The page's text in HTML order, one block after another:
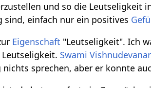
und so die Leutseligkeit
sind, einfach nur ein positives
Eigenschaft "Leutseligkeit". Ich
Swami
sprechen, aber er konnte